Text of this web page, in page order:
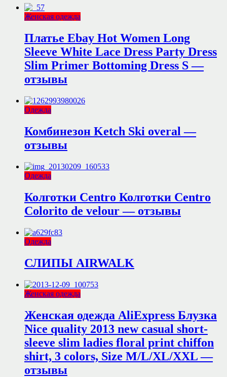
Женская одежда
Платье Ebay Hot Women Long
Sleeve White Lace Dress Party Dress
Slim Primer Bottoming Dress S —
отзывы
Одежда
Комбинезон Ketch Ski overal —
отзывы
Одежда
Колготки Centro Колготки Centro
Colorito de velour — отзывы
Одежда
СЛИПЫ AIRWALK
Женская одежда
Женская одежда AliExpress Блузка
Nice quality 2013 new casual short-
sleeve slim ladies floral print chiffon
shirt, 3 colors, Size M/L/XL/XXL —
отзывы